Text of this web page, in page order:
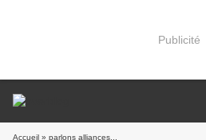
Publicité
Accueil » parlons alliances...